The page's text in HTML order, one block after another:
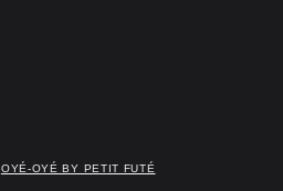
OYÉ-OYÉ by Petit Futé